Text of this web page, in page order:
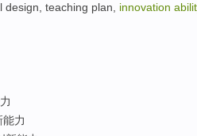
teaching plan, innovation
力